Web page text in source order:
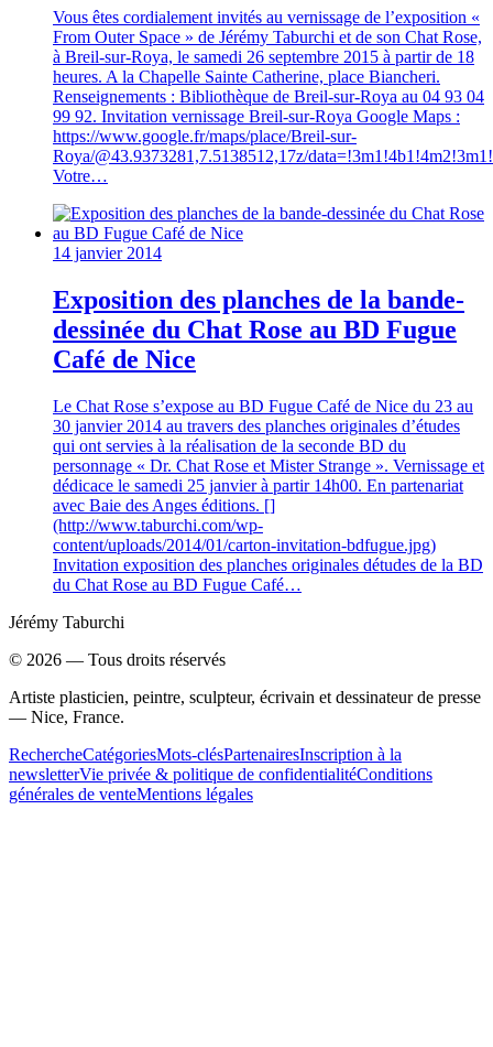
Vous êtes cordialement invités au vernissage de l’exposition «
From Outer Space » de Jérémy Taburchi et de son Chat Rose,
à Breil-sur-Roya, le samedi 26 septembre 2015 à partir de 18
heures. A la Chapelle Sainte Catherine, place Biancheri.
Renseignements : Bibliothèque de Breil-sur-Roya au 04 93 04
99 92. Invitation vernissage Breil-sur-Roya Google Maps :
https://www.google.fr/maps/place/Breil-sur-
Roya/@43.9373281,7.5138512,17z/
Votre…
14 janvier 2014
Exposition des planches de la bande-
dessinée du Chat Rose au BD Fugue
Café de Nice
Le Chat Rose s’expose au BD Fugue Café de Nice du 23 au
30 janvier 2014 au travers des planches originales d’études
qui ont servies à la réalisation de la seconde BD du
personnage « Dr. Chat Rose et Mister Strange ». Vernissage et
dédicace le samedi 25 janvier à partir 14h00. En partenariat
avec Baie des Anges éditions. []
(http://www.taburchi.com/wp-
content/uploads/2014/01/carton-invitation-bdfugue.jpg)
Invitation exposition des planches originales détudes de la BD
du Chat Rose au BD Fugue Café…
Jérémy Taburchi
© 2026 — Tous droits réservés
Artiste plasticien, peintre, sculpteur, écrivain et dessinateur de presse
— Nice, France.
RechercheCatégoriesMots-clésPartenairesInscription à la
newsletterVie privée & politique de confidentialitéConditions
générales de venteMentions légales